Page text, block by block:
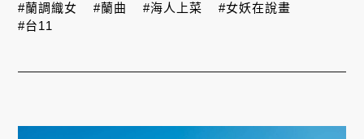
#蘭調織女
#蘭曲 #海人上菜
#女妖在說畫
#台11